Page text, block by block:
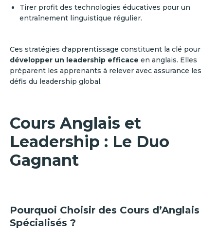
Tirer profit des technologies éducatives pour un
entraînement linguistique régulier.
Ces stratégies d'apprentissage constituent la clé pour
développer un leadership efficace en anglais. Elles
préparent les apprenants à relever avec assurance les
défis du leadership global.
Cours Anglais et
Leadership : Le Duo
Gagnant
Pourquoi Choisir des Cours d’Anglais
Spécialisés ?